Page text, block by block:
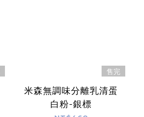
售完
米森無調味分離乳清蛋
白粉-銀標